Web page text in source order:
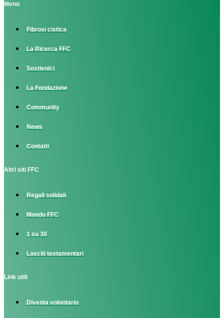
Menu
Fibrosi cistica
La Ricerca FFC
Sostienici
La Fondazione
Community
News
Contatti
Altri siti FFC
Regali solidali
Mondo FFC
1 su 30
Lasciti testamentari
Link utili
Diventa volontario